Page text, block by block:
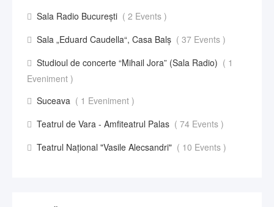
Sala Radio București ( 2 Events )
Sala „Eduard Caudella“, Casa Balş ( 37 Events )
Studioul de concerte “Mihail Jora” (Sala Radio) ( 1
Eveniment )
Suceava ( 1 Eveniment )
Teatrul de Vara - Amfiteatrul Palas ( 74 Events )
Teatrul Național "Vasile Alecsandri" ( 10 Events )